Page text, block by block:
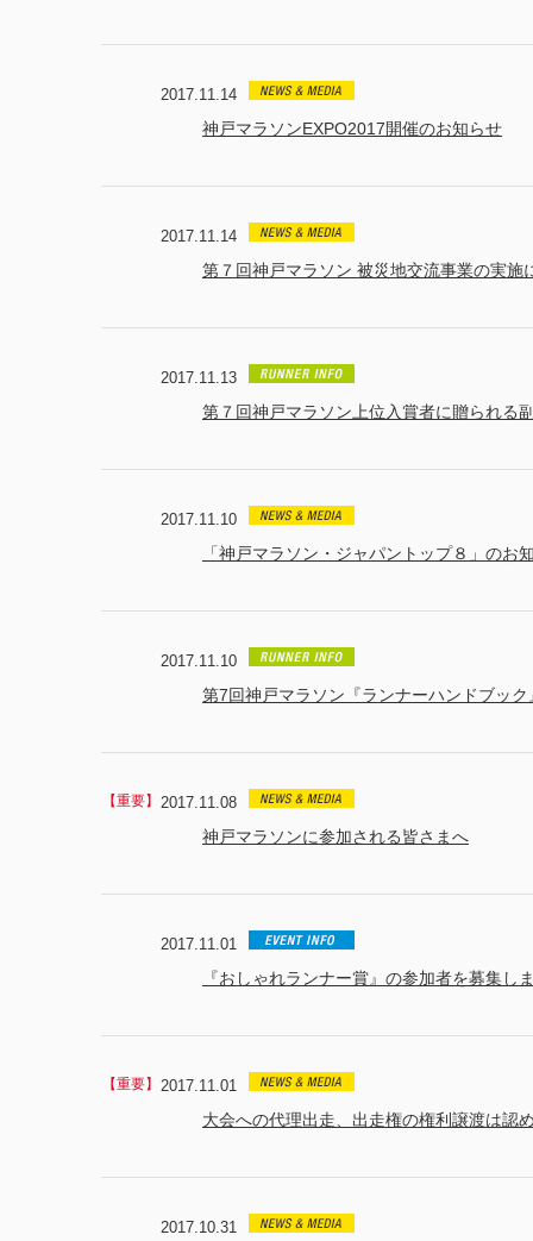
2017.11.14
神戸マラソンEXPO2017開催のお知らせ
2017.11.14
第７回神戸マラソン 被災地交流事業の実施
2017.11.13
第７回神戸マラソン上位入賞者に贈られる
2017.11.10
「神戸マラソン・ジャパントップ８」のお
2017.11.10
第7回神戸マラソン『ランナーハンドブッ
2017.11.08
神戸マラソンに参加される皆さまへ
2017.11.01
『おしゃれランナー賞』の参加者を募集し
2017.11.01
大会への代理出走、出走権の権利譲渡は認
2017.10.31